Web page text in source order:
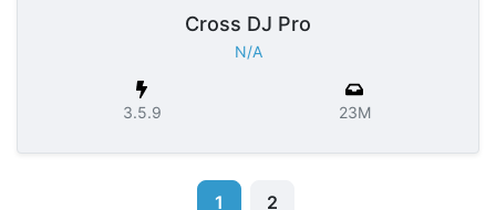
Cross DJ Pro
N/A
3.5.9 23M
1 2